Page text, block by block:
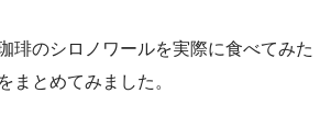
琲のシロノワールを実際に食べてみた
まとめてみました。